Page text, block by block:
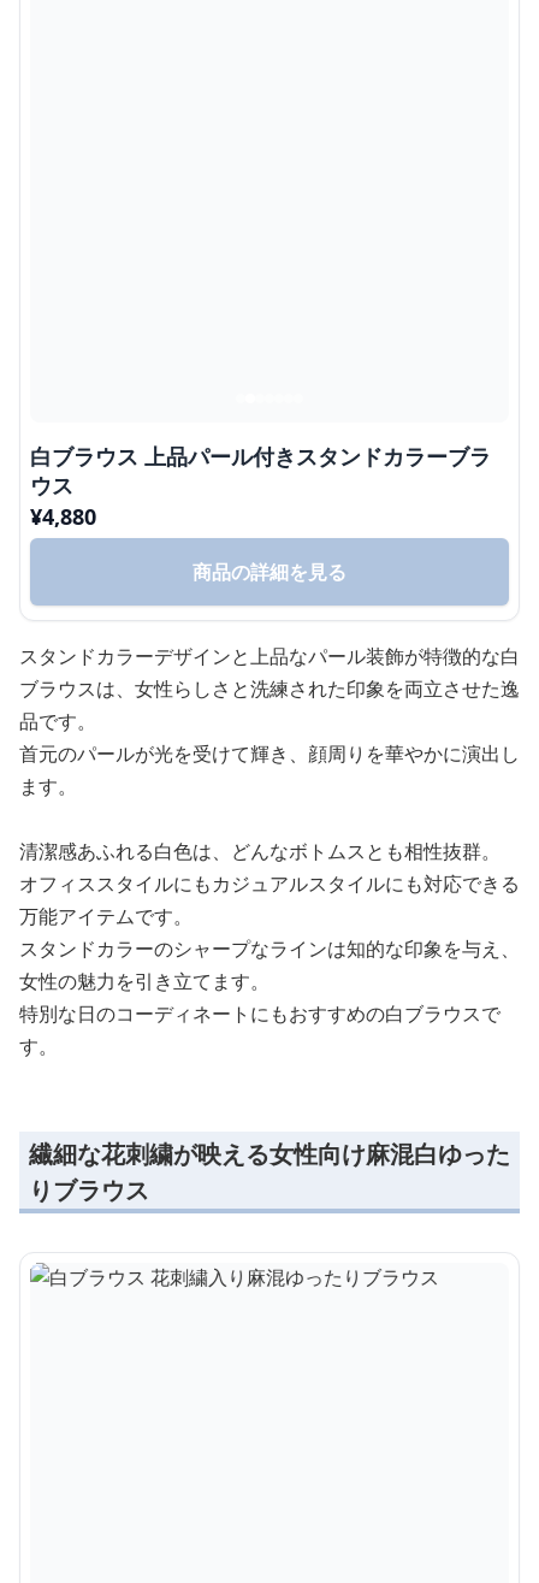
白ブラウス 上品パール付きスタンドカラーブラ
ウス
¥4,880
商品の詳細を見る
スタンドカラーデザインと上品なパール装飾が特徴的な白
ブラウスは、女性らしさと洗練された印象を両立させた逸
品です。
首元のパールが光を受けて輝き、顔周りを華やかに演出し
ます。
清潔感あふれる白色は、どんなボトムスとも相性抜群。
オフィススタイルにもカジュアルスタイルにも対応できる
万能アイテムです。
スタンドカラーのシャープなラインは知的な印象を与え、
女性の魅力を引き立てます。
特別な日のコーディネートにもおすすめの白ブラウスで
す。
繊細な花刺繍が映える女性向け麻混白ゆった
りブラウス